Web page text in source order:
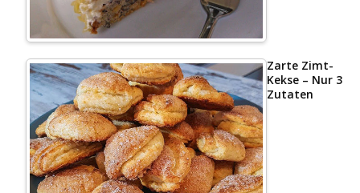
Zarte Zimt-
Kekse – Nur 3
Zutaten